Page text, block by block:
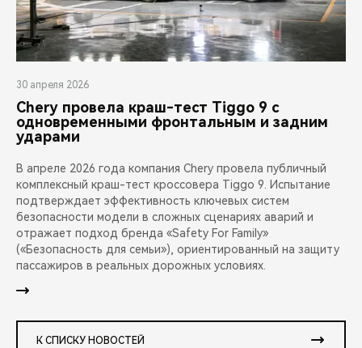
30 апреля 2026
Chery провела краш-тест Tiggo 9 с
одновременными фронтальным и задним
ударами
В апреле 2026 года компания Chery провела публичный
комплексный краш-тест кроссовера Tiggo 9. Испытание
подтверждает эффективность ключевых систем
безопасности модели в сложных сценариях аварий и
отражает подход бренда «Safety For Family»
(«Безопасность для семьи»), ориентированный на защиту
пассажиров в реальных дорожных условиях.
К СПИСКУ НОВОСТЕЙ